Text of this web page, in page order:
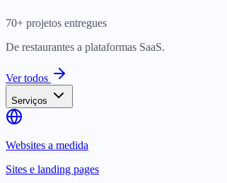
70+ projetos entregues
De restaurantes a plataformas SaaS.
Ver todos
Serviços
Websites a medida
Sites e landing pages